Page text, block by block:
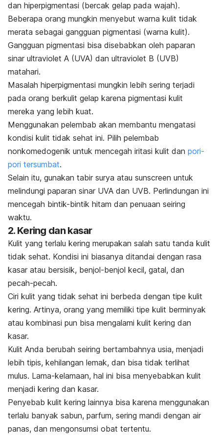
dan hiperpigmentasi (bercak gelap pada wajah).
Beberapa orang mungkin menyebut warna kulit tidak
merata sebagai gangguan pigmentasi (warna kulit).
Gangguan pigmentasi bisa disebabkan oleh paparan
sinar ultraviolet A (UVA) dan ultraviolet B (UVB)
matahari.
Masalah hiperpigmentasi mungkin lebih sering terjadi
pada orang berkulit gelap karena pigmentasi kulit
mereka yang lebih kuat.
Menggunakan pelembab akan membantu mengatasi
kondisi kulit tidak sehat ini. Pilih pelembab
nonkomedogenik untuk mencegah iritasi kulit dan pori-
pori tersumbat.
Selain itu, gunakan tabir surya atau sunscreen untuk
melindungi paparan sinar UVA dan UVB. Perlindungan ini
mencegah bintik-bintik hitam dan penuaan seiring
waktu.
2. Kering dan kasar
Kulit yang terlalu kering merupakan salah satu tanda kulit
tidak sehat. Kondisi ini biasanya ditandai dengan rasa
kasar atau bersisik, benjol-benjol kecil, gatal, dan
pecah-pecah.
Ciri kulit yang tidak sehat ini berbeda dengan tipe kulit
kering. Artinya, orang yang memiliki tipe kulit berminyak
atau kombinasi pun bisa mengalami kulit kering dan
kasar.
Kulit Anda berubah seiring bertambahnya usia, menjadi
lebih tipis, kehilangan lemak, dan bisa tidak terlihat
mulus. Lama-kelamaan, hal ini bisa menyebabkan kulit
menjadi kering dan kasar.
Penyebab kulit kering lainnya bisa karena menggunakan
terlalu banyak sabun, parfum, sering mandi dengan air
panas, dan mengonsumsi obat tertentu.